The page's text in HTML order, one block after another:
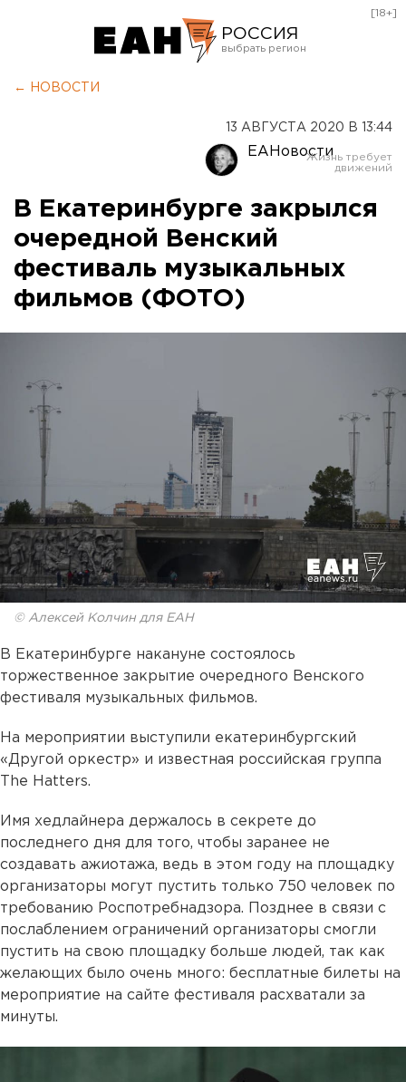
РОССИЯ
Оренбург
[18+]
← НОВОСТИ
13 АВГУСТА 2020 В 13:44
ЕАНовости
В Екатеринбурге закрылся
очередной Венский
фестиваль музыкальных
фильмов (ФОТО)
© Алексей Колчин для ЕАН
В Екатеринбурге накануне состоялось
торжественное закрытие очередного Венского
фестиваля музыкальных фильмов.
На мероприятии выступили екатеринбургский
«Другой оркестр» и известная российская группа
The Hatters.
Имя хедлайнера держалось в секрете до
последнего дня для того, чтобы заранее не
создавать ажиотажа, ведь в этом году на площадку
организаторы могут пустить только 750 человек по
требованию Роспотребнадзора. Позднее в связи с
послаблением ограничений организаторы смогли
пустить на свою площадку больше людей, так как
желающих было очень много: бесплатные билеты на
мероприятие на сайте фестиваля расхватали за
минуты.